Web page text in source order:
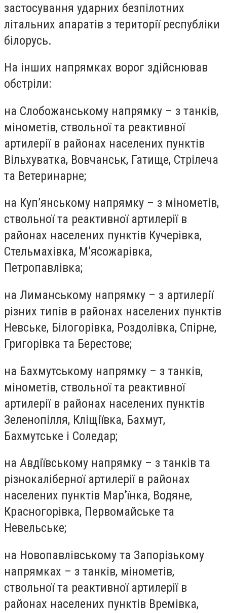
застосування ударних безпілотних
літальних апаратів з території республіки
білорусь.
На інших напрямках ворог здійснював
обстріли:
на Слобожанському напрямку – з танків,
мінометів, ствольної та реактивної
артилерії в районах населених пунктів
Вільхуватка, Вовчанськ, Гатище, Стрілеча
та Ветеринарне;
на Куп’янському напрямку – з мінометів,
ствольної та реактивної артилерії в
районах населених пунктів Кучерівка,
Стельмахівка, М’ясожарівка,
Петропавлівка;
на Лиманському напрямку – з артилерії
різних типів в районах населених пунктів
Невське, Білогорівка, Роздолівка, Спірне,
Григорівка та Берестове;
на Бахмутському напрямку – з танків,
мінометів, ствольної та реактивної
артилерії в районах населених пунктів
Зеленопілля, Кліщіївка, Бахмут,
Бахмутське і Соледар;
на Авдіївському напрямку – з танків та
різнокаліберної артилерії в районах
населених пунктів Мар’їнка, Водяне,
Красногорівка, Первомайське та
Невельське;
на Новопавлівському та Запорізькому
напрямках – з танків, мінометів,
ствольної та реактивної артилерії в
районах населених пунктів Времівка,